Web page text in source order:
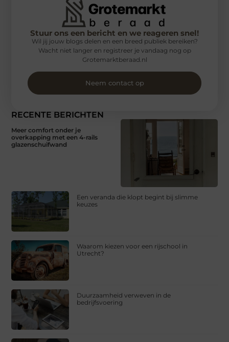
RECENTE BERICHTEN
Meer comfort onder je
overkapping met een 4-rails
glazenschuifwand
Een veranda die klopt begint bij slimme
keuzes
Waarom kiezen voor een rijschool in
Utrecht?
Duurzaamheid verweven in de
bedrijfsvoering
Stuur ons een bericht en we reageren snel!
Wil jij jouw blogs delen en een breed publiek bereiken?
Wacht niet langer en registreer je vandaag nog op
Grotemarktberaad.nl
Neem contact op